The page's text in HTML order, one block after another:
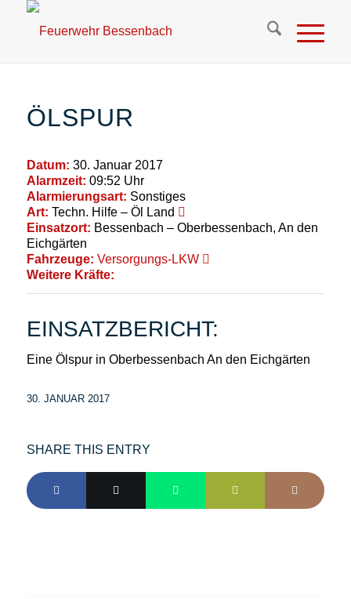
ÖLSPUR
Datum: 30. Januar 2017
Alarmzeit: 09:52 Uhr
Alarmierungsart: Sonstiges
Art: Techn. Hilfe – Öl Land
Einsatzort: Bessenbach – Oberbessenbach, An den
Eichgärten
Fahrzeuge: Versorgungs-LKW
Weitere Kräfte:
EINSATZBERICHT:
Eine Ölspur in Oberbessenbach An den Eichgärten
30. JANUAR 2017
SHARE THIS ENTRY